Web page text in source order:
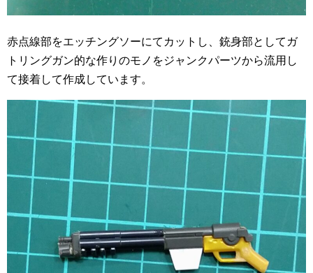
赤点線部をエッチングソーにてカットし、銃身部としてガ
トリングガン的な作りのモノをジャンクパーツから流用し
て接着して作成しています。